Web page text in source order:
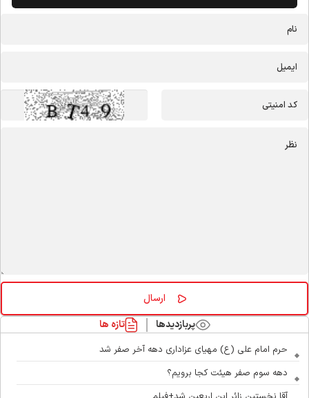
پربازدیدها تازه ها
حرم امام علی (ع) مهیای عزاداری دهه آخر صفر شد
دهه سوم صفر هیئت کجا برویم؟